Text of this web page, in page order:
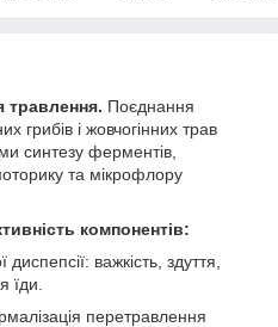
травлення. Поєднання
грибів і жовчогінних трав
синтезу ферментів,
та мікрофлору
компонентів:
важкість, здуття,
їди.
перетравлення